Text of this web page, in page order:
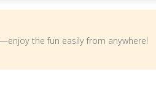
the fun easily from anywhere!